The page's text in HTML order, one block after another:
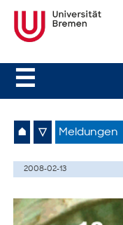
☰
⌂ ▽ Meldungen
2008-02-13